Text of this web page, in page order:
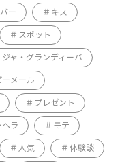
ー キス
スポット
ジャ・グランディーバ
ーメール
プレゼント
ヘラ モテ
人気 体験談